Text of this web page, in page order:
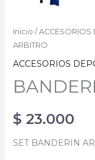
Inicio / ACCESORIOS
ARBITRO
ACCESORIOS
$ 23.000
SET BANDERIN
BANDERIN
ARBITRO
cantidad